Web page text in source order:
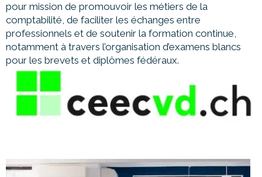
pour mission de promouvoir les métiers de la
comptabilité, de faciliter les échanges entre
professionnels et de soutenir la formation continue,
notamment à travers l’organisation d’examens blancs
pour les brevets et diplômes fédéraux.